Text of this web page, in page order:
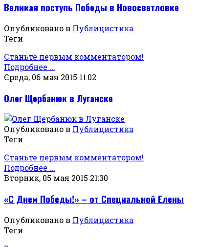
Великая поступь Победы в Новосветловке
Опубликовано в Публицистика
Теги
Станьте первым комментатором!
Подробнее ...
Среда, 06 мая 2015 11:02
Олег Щербанюк в Луганске
Опубликовано в Публицистика
Теги
Станьте первым комментатором!
Подробнее ...
Вторник, 05 мая 2015 21:30
«С Днем Победы!» – от Специальной Елены
Опубликовано в Публицистика
Теги